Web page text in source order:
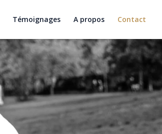
Témoignages A propos Contact